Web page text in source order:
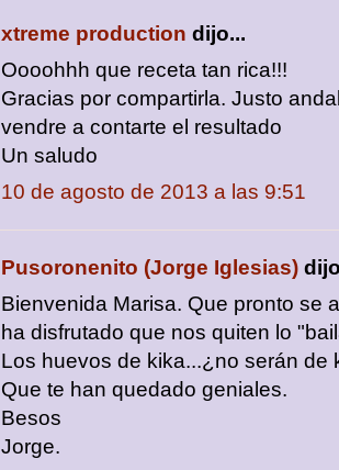
xtreme production dijo...
Oooohhh que receta tan rica!!!
Gracias por compartirla. Justo
vendre a contarte el resultado
Un saludo
10 de agosto de 2013 a las 9:51
Pusoronenito (Jorge Iglesias)
Bienvenida Marisa. Que pronto se
ha disfrutado que nos quiten lo
Los huevos de kika...¿no serán de
Que te han quedado geniales.
Besos
Jorge.